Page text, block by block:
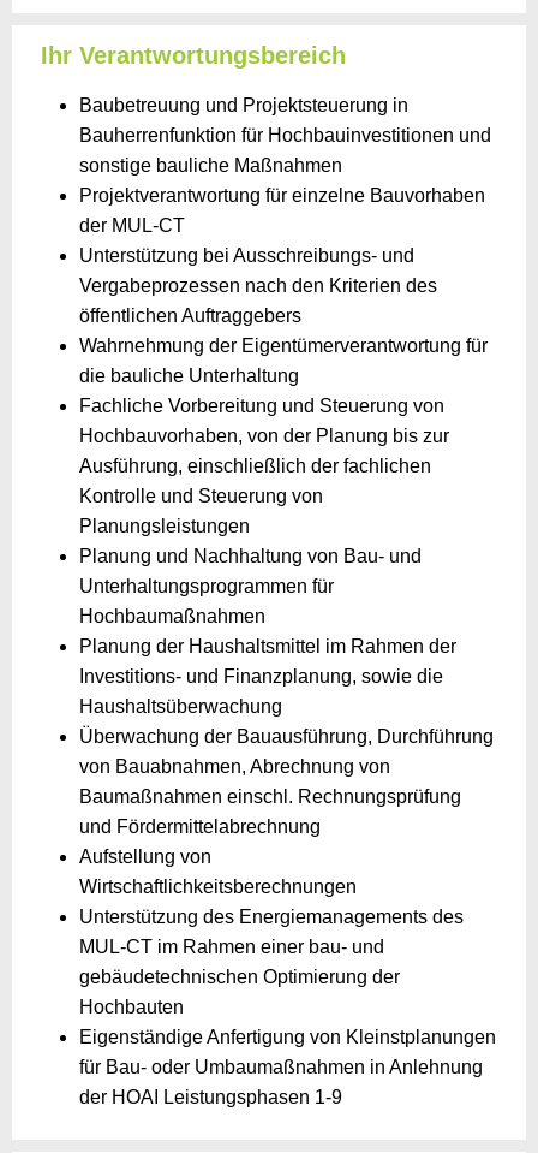
Ihr Verantwortungsbereich
Baubetreuung und Projektsteuerung in
Bauherrenfunktion für Hochbauinvestitionen und
sonstige bauliche Maßnahmen
Projektverantwortung für einzelne Bauvorhaben
der MUL-CT
Unterstützung bei Ausschreibungs- und
Vergabeprozessen nach den Kriterien des
öffentlichen Auftraggebers
Wahrnehmung der Eigentümerverantwortung für
die bauliche Unterhaltung
Fachliche Vorbereitung und Steuerung von
Hochbauvorhaben, von der Planung bis zur
Ausführung, einschließlich der fachlichen
Kontrolle und Steuerung von
Planungsleistungen
Planung und Nachhaltung von Bau- und
Unterhaltungsprogrammen für
Hochbaumaßnahmen
Planung der Haushaltsmittel im Rahmen der
Investitions- und Finanzplanung, sowie die
Haushaltsüberwachung
Überwachung der Bauausführung, Durchführung
von Bauabnahmen, Abrechnung von
Baumaßnahmen einschl. Rechnungsprüfung
und Fördermittelabrechnung
Aufstellung von
Wirtschaftlichkeitsberechnungen
Unterstützung des Energiemanagements des
MUL-CT im Rahmen einer bau- und
gebäudetechnischen Optimierung der
Hochbauten
Eigenständige Anfertigung von Kleinstplanungen
für Bau- oder Umbaumaßnahmen in Anlehnung
der HOAI Leistungsphasen 1-9